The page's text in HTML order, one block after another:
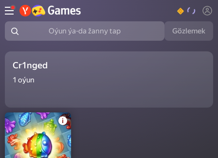
Oýun ýa-da žanny tap Gözlemek
Cr1nged
1 oýun